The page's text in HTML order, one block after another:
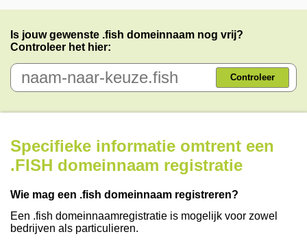
Is jouw gewenste .fish domeinnaam nog vrij?
Controleer het hier:
Controleer
Specifieke informatie omtrent een
.FISH domeinnaam registratie
Wie mag een .fish domeinnaam registreren?
Een .fish domeinnaamregistratie is mogelijk voor zowel
bedrijven als particulieren.